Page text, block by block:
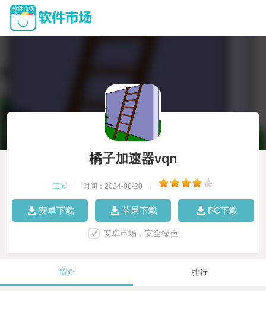
橘子加速器vqn
工具 时间：2024-08-20
安卓下载 苹果下载 PC下载
安卓市场，安全绿色
简介 排行